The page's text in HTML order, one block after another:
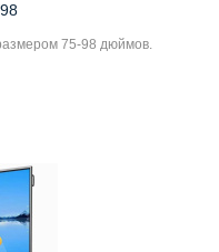
75-98 дюймов.